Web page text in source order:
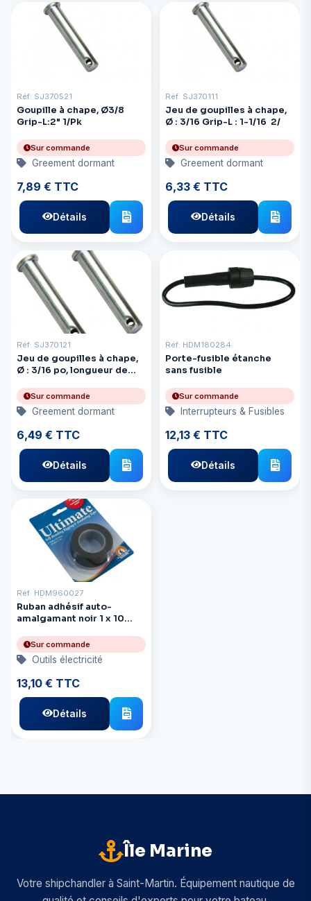
Réf: SJ370521
Goupille à chape, Ø3/8
Grip-L:2" 1/Pk
Sur commande
Greement dormant
7,89 € TTC
Détails
Réf: SJ370111
Jeu de goupilles à chape,
Ø : 3/16 Grip-L : 1-1/16 2/
Sur commande
Greement dormant
6,33 € TTC
Détails
Réf: SJ370121
Jeu de goupilles à chape,
Ø : 3/16 po, longueur de
Sur commande
Greement dormant
6,49 € TTC
Détails
Réf: HDM180284
Porte-fusible étanche
sans fusible
Sur commande
Interrupteurs & Fusibles
12,13 € TTC
Détails
Réf: HDM960027
Ruban adhésif auto-
amalgamant noir 1 x 10
Sur commande
Outils électricité
13,10 € TTC
Détails
Île Marine
Votre shipchandler à Saint-Martin. Équipement nautique de